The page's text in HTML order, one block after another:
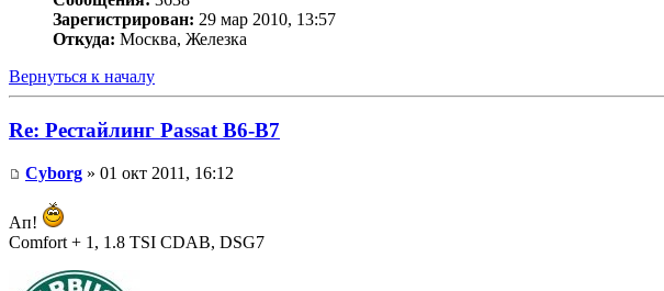
Зарегистрирован: 29 мар 2010, 13:57
Откуда: Москва, Железка
Вернуться к началу
Re: Рестайлинг Passat B6-B7
Cyborg » 01 окт 2011, 16:12
Ап!
Comfort + 1, 1.8 TSI CDAB, DSG7